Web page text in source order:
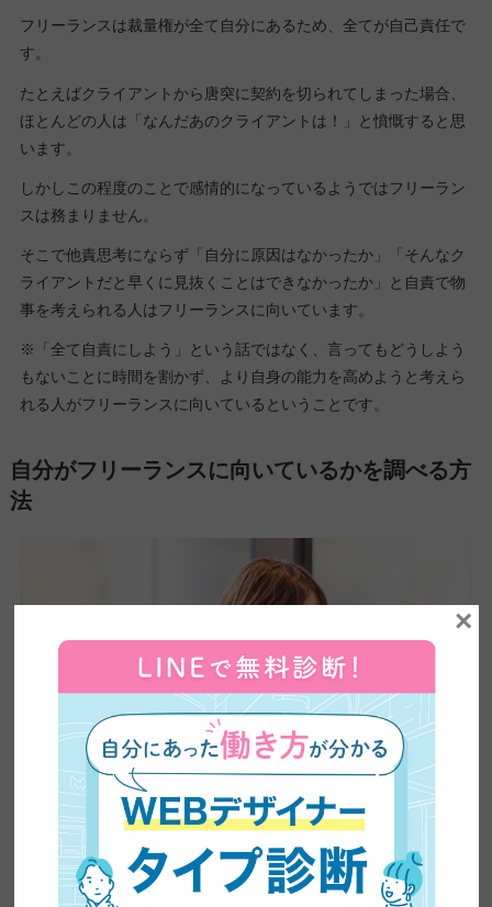
フリーランスは裁量権が全て自分にあるため、全てが自己責任で
す。
たとえばクライアントから唐突に契約を切られてしまった場合、
ほとんどの人は「なんだあのクライアントは！」と憤慨すると思
います。
しかしこの程度のことで感情的になっているようではフリーラン
スは務まりません。
そこで他責思考にならず「自分に原因はなかったか」「そんなク
ライアントだと早くに見抜くことはできなかったか」と自責で物
事を考えられる人はフリーランスに向いています。
※「全て自責にしよう」という話ではなく、言ってもどうしよう
もないことに時間を割かず、より自身の能力を高めようと考えら
れる人がフリーランスに向いているということです。
自分がフリーランスに向いているかを調べる方
法
ここからは、自分がフリーランスに向いているかどうかを客観
的、もしくは実践的に調べる方法を紹介していきます。
×